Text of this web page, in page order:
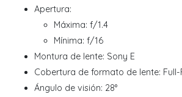
Apertura:
Máxima: f/1.4
Mínima: f/16
Montura de lente: Sony E
Cobertura de formato de lente:
Ángulo de visión: 28°